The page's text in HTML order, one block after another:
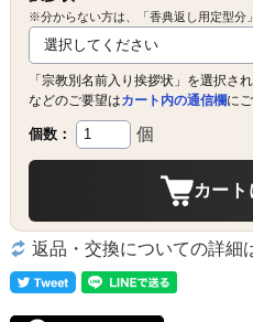
※分からない方は、「香典返し用定型分
「宗教別名前入り挨拶状」を選択さ
などのご要望はカート内の通信欄に
個数： 個
カート
返品・交換についての詳細